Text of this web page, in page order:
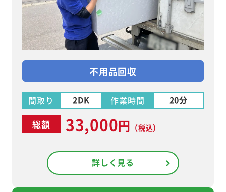
不用品回収
間取り 2DK 作業時間 20分
総額 33,000円 （税込）
詳しく見る